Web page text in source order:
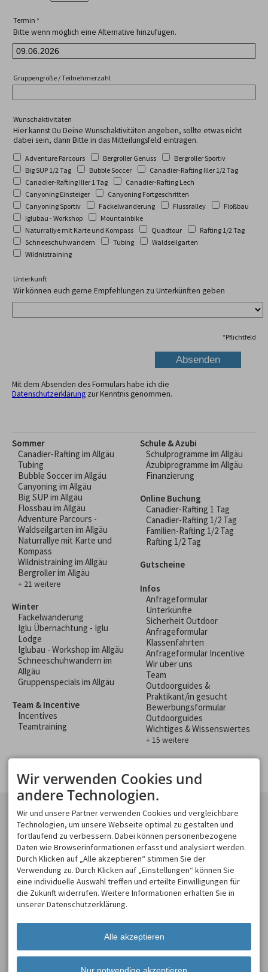
Termin *
Bitte wenn möglich eine Alternative hinzufügen.
Gruppengröße / Teilnehmerzahl
Wunschaktivitäten
Hier kannst Du Deine Wunschaktivitäten angeben, sollte etwas nicht
dabei sein, dann Bitte in das Mitteilungsfeld eintragen.
Adventure Parcours Bergroller Genuss
Bergroller Sportiv
Big SUP 1/2 Tag
Bubble Soccer
Canadier-Rafting Iller 1/2 Tag
Canadier-Rafting Iller 1 Tag
Canadier-Rafting Lech
Canyoning Einsteiger
Canyoning Fortgeschritten
Canyoning Sportiv
Fackelwanderung Flussralley
Floßbau
Iglubau - Workshop
Mountainbike
Naturrallye mit Karte und Kompass
Quadtour
Rafting 1/2 Tag
Schneeschuhwandern
Tubing
Waldseilgarten
Wildnistraining
Unterkunft
Wir können euch gerne Empfehlungen zu Unterkünften geben
*Pflichtfeld
Mit dem Absenden des Formulars habe ich die
Datenschutzerklärung zur Kenntnis genommen.
Sommer
Canadier-Rafting im Allgäu
Tubing
Bubble Soccer im Allgäu
Canyoning im Allgäu
Big SUP im Allgäu
Flossbau im Allgäu
Adventure Parcours -
Waldseilgarten im Allgäu
Naturrallye mit Karte und
Kompass
Wildnistraining im Allgäu
Bergroller im Allgäu
+ 21 weitere
Winter
Fackelwanderung
Iglu Übernachtung - Iglu
Lodge
Iglubau - Workshop im Allgäu
Schneeschuhwandern im
Allgäu
Gruppenspecials im Allgäu
Team & Incentive
Incentives
Teamtraining
Schule & Azubi
Schulprogramme im Allgäu
Azubiprogramme im Allgäu
Finanzierung
Online Buchung
Canadier-Rafting 1 Tag
Canadier-Rafting 1/2 Tag
Familien-Rafting 1/2 Tag
Rafting 1/2 Tag
Gutscheine
Infos
Anfrageformular
Unterkünfte
Sicherheit Outdoor
Anfrageformular
Klassenfahrten
Anfrageformular Incentive
Wir über uns
Team
Outdoorguides &
Praktikant/in gesucht
Bewerbungsformular
Outdoorguides
Wichtiges & Wissenswertes
+ 15 weitere
KONTAKT
Spirits of Nature GmbH
Moosweg 2
87545 Burgberg
DEUTSCHLAND
Tel. +49 8321 619 465
Fax +49 8321 619 463
info@spirits-of-nature.de
GESCHÄFTSBEREICHE
Spirits of Nature
Allgäu Incentive
Allgäu Schülerland
ÖFFNUNGSZEITEN
Mo - So
Wir verwenden Cookies und
andere Technologien.
Wir und unsere Partner verwenden Cookies und vergleichbare
Technologien, um unsere Webseite optimal zu gestalten und
fortlaufend zu verbessern. Dabei können personenbezogene
Daten wie Browserinformationen erfasst und analysiert werden.
Durch Klicken auf „Alle akzeptieren“ stimmen Sie der
Verwendung zu. Durch Klicken auf „Einstellungen“ können Sie
eine individuelle Auswahl treffen und erteilte Einwilligungen für
die Zukunft widerrufen. Weitere Informationen erhalten Sie in
unserer Datenschutzerklärung.
Alle akzeptieren